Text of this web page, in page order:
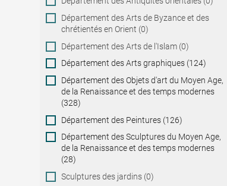
Département des Arts de Byzance et des
chrétientés en Orient (0)
Département des Arts de l'Islam (0)
Département des Arts graphiques (124)
Département des Objets d'art du Moyen Age,
de la Renaissance et des temps modernes
(328)
Département des Peintures (126)
Département des Sculptures du Moyen Age,
de la Renaissance et des temps modernes
(28)
Sculptures des jardins (0)